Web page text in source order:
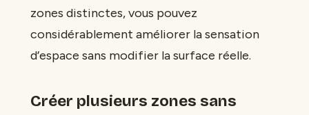
zones distinctes, vous pouvez
considérablement améliorer la sensation
d’espace sans modifier la surface réelle.
Créer plusieurs zones sans